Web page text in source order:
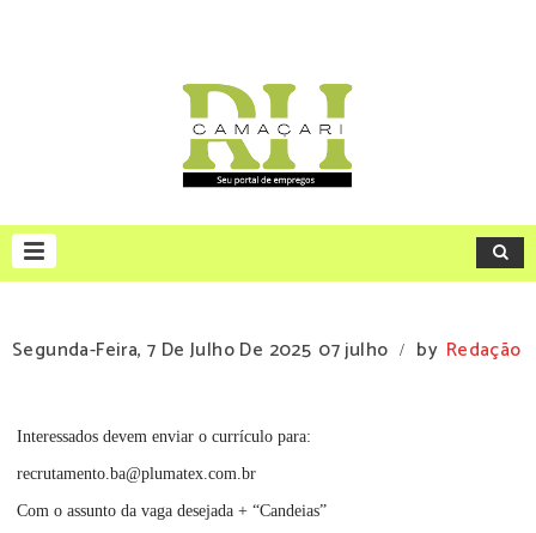
Segunda-Feira, 7 De Julho De 2025 07 julho / by Redação
Interessados devem enviar o currículo para:
recrutamento.ba@plumatex.com.br
Com o assunto da vaga desejada + “Candeias”